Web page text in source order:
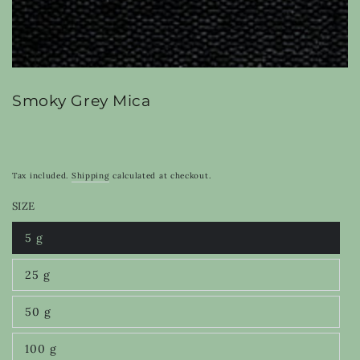
Smoky Grey Mica
Tax included. Shipping calculated at checkout.
SIZE
5 g
Variant
sold
or
unavailable
25 g
Variant
sold
or
unavailable
50 g
Variant
sold
or
100 g
Variant